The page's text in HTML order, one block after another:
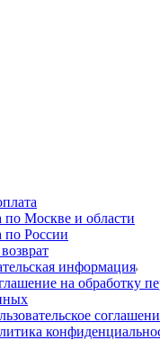
по Москве и области
по России
информация
на обработку